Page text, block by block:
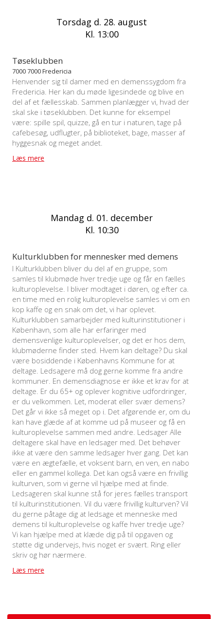
Torsdag d. 28. august
Kl. 13:00
Tøseklubben
7000 7000 Fredericia
Henvender sig til damer med en demenssygdom fra
Fredericia. Her kan du møde ligesindede og blive en
del af et fællesskab. Sammen planlægger vi, hvad der
skal ske i tøseklubben. Det kunne for eksempel
være: spille spil, quizze, gå en tur i naturen, tage på
cafebesøg, udflugter, på biblioteket, bage, masser af
hyggesnak og meget andet.
Læs mere
Mandag d. 01. december
Kl. 10:30
Kulturklubben for mennesker med demens
I Kulturklubben bliver du del af en gruppe, som
samles til klubmøde hver tredje uge og får en fælles
kulturoplevelse. I bliver modtaget i døren, og efter ca.
en time med en rolig kulturoplevelse samles vi om en
kop kaffe og en snak om det, vi har oplevet.
Kulturklubben samarbejder med kulturinstitutioner i
København, som alle har erfaringer med
demensvenlige kulturoplevelser, og det er hos dem,
klubmøderne finder sted. Hvem kan deltage? Du skal
være bosiddende i Københavns Kommune for at
deltage. Ledsagere må dog gerne komme fra andre
kommuner. En demensdiagnose er ikke et krav for at
deltage. Er du 65+ og oplever kognitive udfordringer,
er du velkommen. Let, moderat eller svær demens?
Det går vi ikke så meget op i. Det afgørende er, om du
kan have glæde af at komme ud på museer og få en
kulturoplevelse sammen med andre. Ledsager Alle
deltagere skal have en ledsager med. Det behøver
ikke at være den samme ledsager hver gang. Det kan
være en ægtefælle, et voksent barn, en ven, en nabo
eller en gammel kollega. Det kan også være en frivillig
kulturven, som vi gerne vil hjælpe med at finde.
Ledsageren skal kunne stå for jeres fælles transport
til kulturinstitutionen. Vil du være frivillig kulturven? Vil
du gerne påtage dig at ledsage et menneske med
demens til kulturoplevelse og kaffe hver tredje uge?
Vi kan hjælpe med at klæde dig på til opgaven og
støtte dig undervejs, hvis noget er svært. Ring eller
skriv og hør nærmere.
Læs mere